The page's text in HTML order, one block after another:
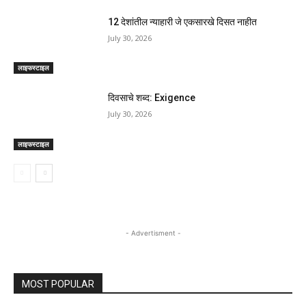
लाइफस्टाइल
12 देशांतील न्याहारी जे एकसारखे दिसत नाहीत
July 30, 2026
लाइफस्टाइल
दिवसाचे शब्द: Exigence
July 30, 2026
- Advertisment -
MOST POPULAR